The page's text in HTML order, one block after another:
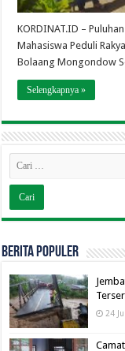
KORDINAT.ID –
Mahasiswa Peduli
Bolaang Mongondow
Selengkapnya »
BERITA POPULER
24